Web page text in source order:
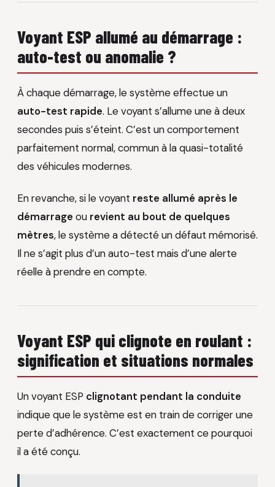
Voyant ESP allumé au démarrage :
auto-test ou anomalie ?
À chaque démarrage, le système effectue un
auto-test rapide. Le voyant s’allume une à deux
secondes puis s’éteint. C’est un comportement
parfaitement normal, commun à la quasi-totalité
des véhicules modernes.
En revanche, si le voyant reste allumé après le
démarrage ou revient au bout de quelques
mètres, le système a détecté un défaut mémorisé.
Il ne s’agit plus d’un auto-test mais d’une alerte
réelle à prendre en compte.
Voyant ESP qui clignote en roulant :
signification et situations normales
Un voyant ESP clignotant pendant la conduite
indique que le système est en train de corriger une
perte d’adhérence. C’est exactement ce pourquoi
il a été conçu.